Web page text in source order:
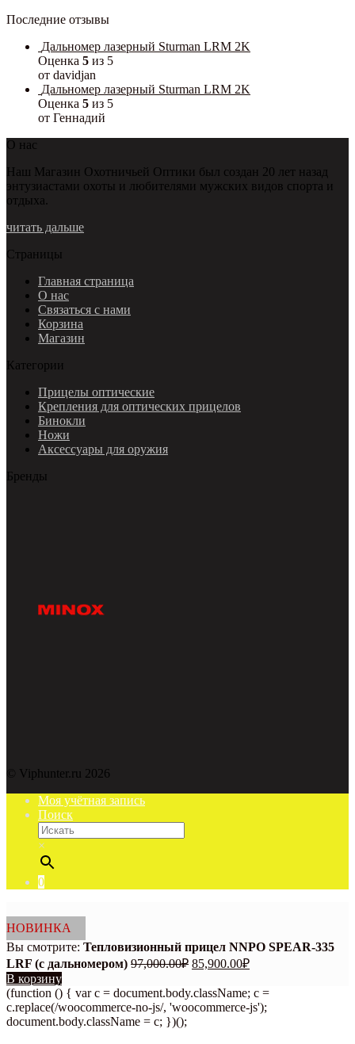
Последние отзывы
Дальномер лазерный Sturman LRM 2K
Оценка 5 из 5
от davidjan
Дальномер лазерный Sturman LRM 2K
Оценка 5 из 5
от Геннадий
О нас
Наш Магазин Охотничьей Оптики был создан 20 лет назад
энтузиастами охоты и любителями мужских видов спорта и
отдыха.
читать дальше
Страницы
Главная страница
О нас
Связаться с нами
Корзина
Магазин
Категории
Прицелы оптические
Крепления для оптических прицелов
Бинокли
Ножи
Аксессуары для оружия
Бренды
© Viphunter.ru 2026
Моя учётная запись
Поиск
×
0
НОВИНКА
Вы смотрите: Тепловизионный прицел NNPO SPEAR-335
LRF (с дальномером) 97,000.00₽ Первоначальная
составляла
97,000.00₽.
85,900.00₽Текущая
85,900.00₽.
В корзину
(function () { var c = document.body.className; c =
c.replace(/woocommerce-no-js/, 'woocommerce-js');
document.body.className = c; })();